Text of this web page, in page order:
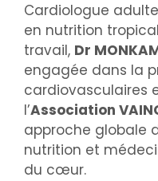
Cardiologue
en nutrition
travail, Dr
engagée dans la
cardiovasculaires
l’Association
approche globale
nutrition et
du cœur.